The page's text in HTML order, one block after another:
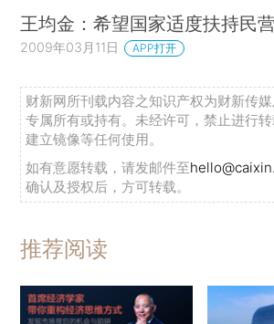
王均金：希望国家适度扶持民
2009年03月11日 APP打开
财新网所刊载内容之知识产权为财新传
专属所有或持有。未经许可，禁止进行
建立镜像等任何使用。
如有意愿转载，请发邮件至
确认及授权后，方可转载。
推荐阅读